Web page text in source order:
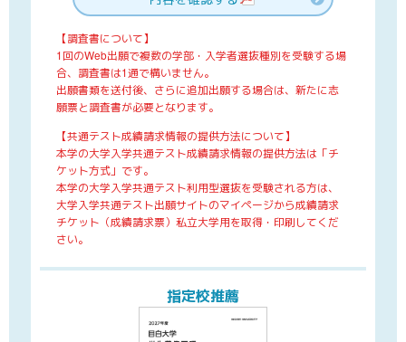
【調査書について】
1回のWeb出願で複数の学部・入学者選抜種別を受験する場
合、調査書は1通で構いません。
出願書類を送付後、さらに追加出願する場合は、新たに志
願票と調査書が必要となります。
【共通テスト成績請求情報の提供方法について】
本学の大学入学共通テスト成績請求情報の提供方法は「チ
ケット方式」です。
本学の大学入学共通テスト利用型選抜を受験される方は、
大学入学共通テスト出願サイトのマイページから成績請求
チケット（成績請求票）私立大学用を取得・印刷してくだ
さい。
指定校推薦